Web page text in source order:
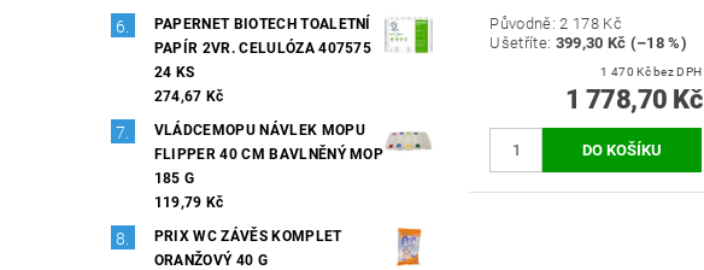
PAPERNET BIOTECH TOALETNÍ
PAPÍR 2VR. CELULÓZA 407575
24 KS
274,67 Kč
VLÁDCEMOPU NÁVLEK MOPU
FLIPPER 40 CM BAVLNĚNÝ MOP
185 G
119,79 Kč
PRIX WC ZÁVĚS KOMPLET
ORANŽOVÝ 40 G
Původně:2 178 Kč
Ušetříte: 399,30 Kč (–18 %)
1 470 Kč bez DPH
1 778,70 Kč